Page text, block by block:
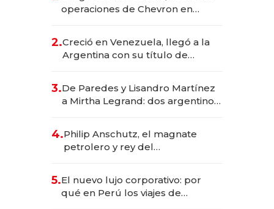
operaciones de Chevron en
2.Creció en Venezuela, llegó a la
Argentina con su título de
las marcas "fast premium"
3.De Paredes y Lisandro Martínez
a Mirtha Legrand: dos argentinos
4.Philip Anschutz, el magnate
petrolero y rey del
Fénix
5.El nuevo lujo corporativo: por
qué en Perú los viajes de